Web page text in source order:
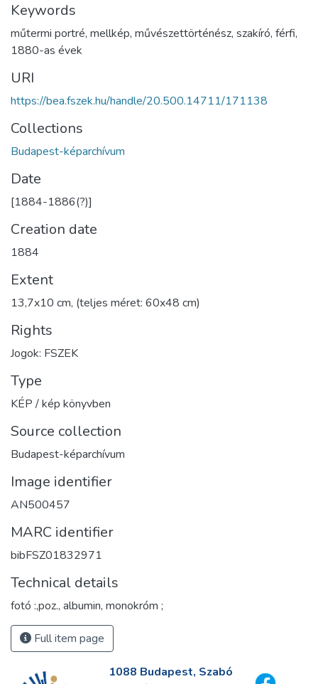
Keywords
műtermi portré, mellkép, művészettörténész, szakíró, férfi,
1880-as évek
URI
https://bea.fszek.hu/handle/20.500.14711/171138
Collections
Budapest-képarchívum
Date
[1884-1886(?)]
Creation date
1884
Extent
13,7x10 cm, (teljes méret: 60x48 cm)
Rights
Jogok: FSZEK
Type
KÉP / kép könyvben
Source collection
Budapest-képarchívum
Image identifier
AN500457
MARC identifier
bibFSZ01832971
Technical details
fotó :,poz., albumin, monokróm ;
Full item page
1088 Budapest, Szabó